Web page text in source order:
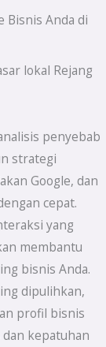
Bisnis Anda di
lokal Rejang
penyebab
strategi
Google, dan
cepat.
yang
membantu
bisnis Anda.
dipulihkan,
profil bisnis
kepatuhan